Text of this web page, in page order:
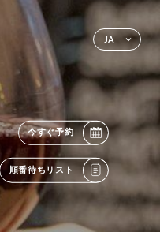
JA
今すぐ予約
順番待ちリスト